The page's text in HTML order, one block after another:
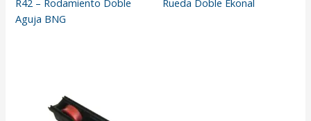
Aguja BNG